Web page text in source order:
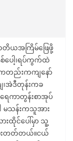
ယအကြိမ်ဖြေဖို့
စ်ပေါ့၊ရပ်ကွက်ထဲ
တည်းကကျနော်
၊အဲဒီတုန်းကခ
ေကာတွန်းစာအုပ်
မသန်းကသူအား
ထိုင်ပေါ်မှာ သူ့
ပေးတတ်တယ်။ငယ်